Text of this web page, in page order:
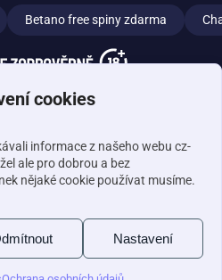
cookies
informace z našeho webu cz-
ale pro dobrou a bez
nějaké cookie používat musíme.
Nastavení
Betano free spiny zdarma
mladších 18 let na hazardní hře.
může vzniknout závislost!
hraní fungujeBlokování hazardu
pro regulaci hazardních her
hazardního hraníNeprohrej se
prevence léčby
s.r.o.